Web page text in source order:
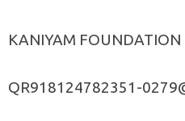
KANIYAM FOUNDATION
QR918124782351-